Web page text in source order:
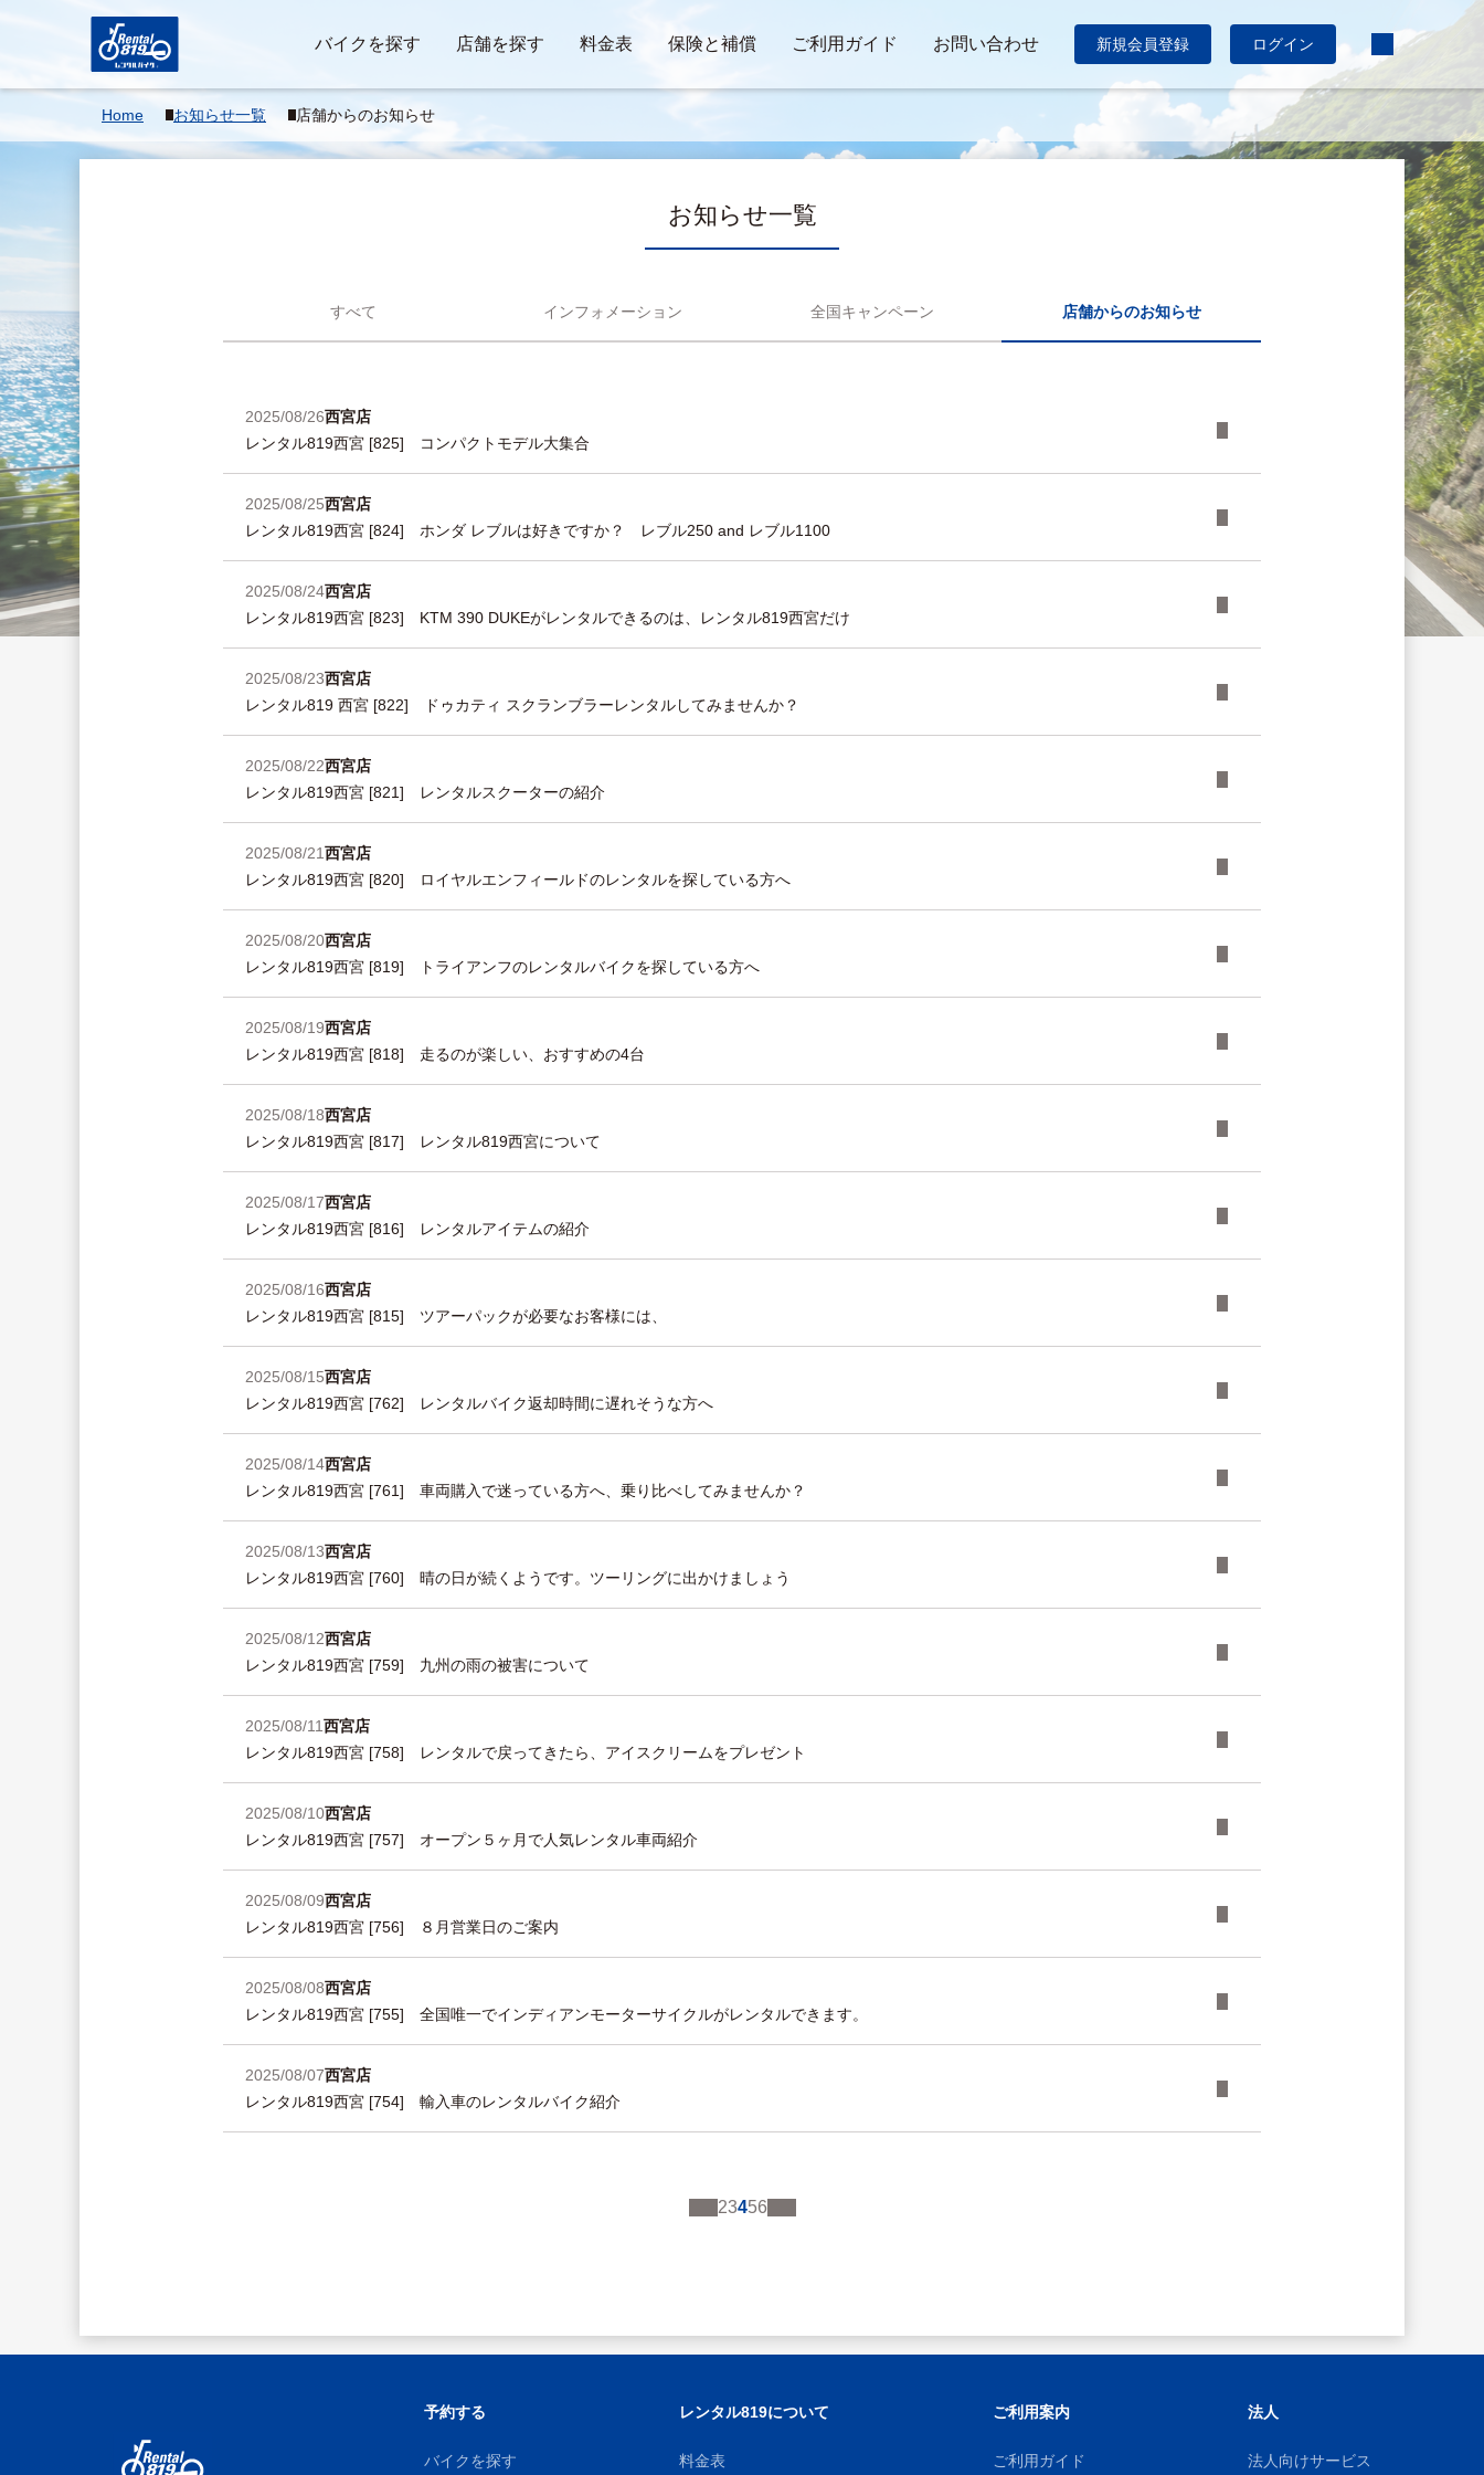
バイクを探す 店舗を探す 料金表 保険と補償 ご利用ガイド お問い合わせ 新規会員登録 ログイン
Home お知らせ一覧 店舗からのお知らせ
お知らせ一覧
すべて インフォメーション 全国キャンペーン 店舗からのお知らせ
2025/08/26西宮店
レンタル819西宮 [825] コンパクトモデル大集合
2025/08/25西宮店
レンタル819西宮 [824] ホンダ レブルは好きですか？ レブル250 and レブル1100
2025/08/24西宮店
レンタル819西宮 [823] KTM 390 DUKEがレンタルできるのは、レンタル819西宮だけ
2025/08/23西宮店
レンタル819 西宮 [822] ドゥカティ スクランブラーレンタルしてみませんか？
2025/08/22西宮店
レンタル819西宮 [821] レンタルスクーターの紹介
2025/08/21西宮店
レンタル819西宮 [820] ロイヤルエンフィールドのレンタルを探している方へ
2025/08/20西宮店
レンタル819西宮 [819] トライアンフのレンタルバイクを探している方へ
2025/08/19西宮店
レンタル819西宮 [818] 走るのが楽しい、おすすめの4台
2025/08/18西宮店
レンタル819西宮 [817] レンタル819西宮について
2025/08/17西宮店
レンタル819西宮 [816] レンタルアイテムの紹介
2025/08/16西宮店
レンタル819西宮 [815] ツアーパックが必要なお客様には、
2025/08/15西宮店
レンタル819西宮 [762] レンタルバイク返却時間に遅れそうな方へ
2025/08/14西宮店
レンタル819西宮 [761] 車両購入で迷っている方へ、乗り比べしてみませんか？
2025/08/13西宮店
レンタル819西宮 [760] 晴の日が続くようです。ツーリングに出かけましょう
2025/08/12西宮店
レンタル819西宮 [759] 九州の雨の被害について
2025/08/11西宮店
レンタル819西宮 [758] レンタルで戻ってきたら、アイスクリームをプレゼント
2025/08/10西宮店
レンタル819西宮 [757] オープン５ヶ月で人気レンタル車両紹介
2025/08/09西宮店
レンタル819西宮 [756] ８月営業日のご案内
2025/08/08西宮店
レンタル819西宮 [755] 全国唯一でインディアンモーターサイクルがレンタルできます。
2025/08/07西宮店
レンタル819西宮 [754] 輸入車のレンタルバイク紹介
23456
予約する
バイクを探す
レンタル819について
料金表
ご利用案内
ご利用ガイド
法人
法人向けサービス